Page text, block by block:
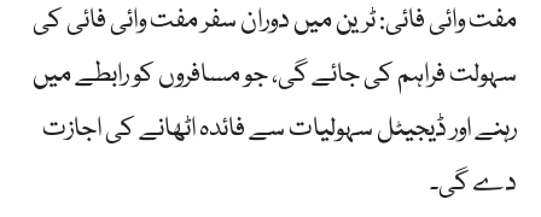
مفت وائی فائی: ٹرین میں دوران سفر مفت وائی فائی کی
سہولت فراہم کی جائے گی، جو مسافروں کو رابطے میں
رہنے اور ڈیجیٹل سہولیات سے فائدہ اٹھانے کی اجازت
دے گی۔